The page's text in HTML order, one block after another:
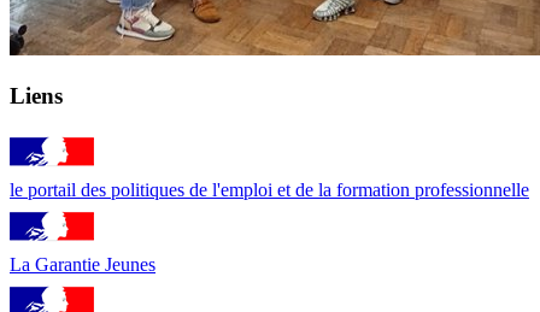
Liens
le portail des politiques de l'emploi et de la formation professionnelle
La Garantie Jeunes